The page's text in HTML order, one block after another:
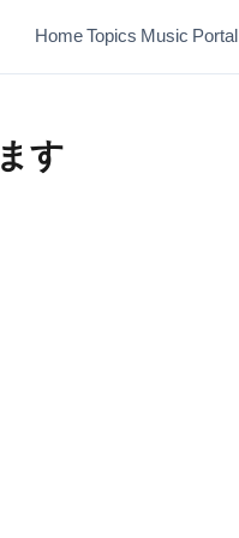
HomeTopics Music Portal
す